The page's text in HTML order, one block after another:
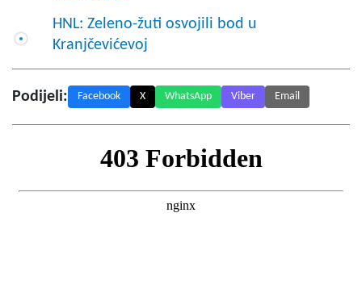
HNL: Zeleno-žuti osvojili bod u
Kranjčevićevoj
Podijeli: Facebook X WhatsApp Viber Email